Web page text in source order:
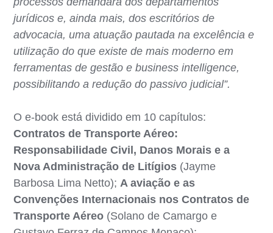
jurídicos e, ainda mais, dos escritórios de
advocacia, uma atuação pautada na excelência e
utilização do que existe de mais moderno em
ferramentas de gestão e business intelligence,
possibilitando a redução do passivo judicial”.
O e-book está dividido em 10 capítulos:
Contratos de Transporte Aéreo:
Responsabilidade Civil, Danos Morais e a
Nova Administração de Litígios (Jayme
Barbosa Lima Netto); A aviação e as
Convenções Internacionais nos Contratos de
Transporte Aéreo (Solano de Camargo e